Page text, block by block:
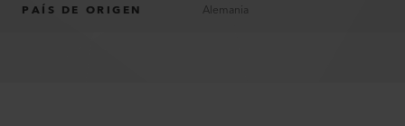
PAÍS DE ORIGEN Alemania